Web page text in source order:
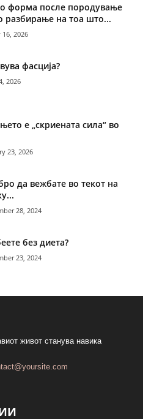
форма после породување
разбирање на тоа што...
16, 2026
фасција?
2026
е „скриената сила“ во
23, 2026
да вежбате во текот на
28, 2024
без диета?
23, 2024
живот станува навика